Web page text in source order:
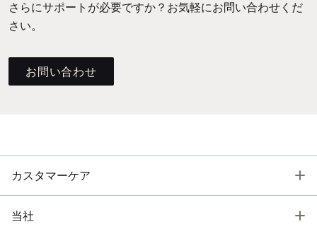
さらにサポートが必要ですか？お気軽にお問い合わせくだ
さい。
お問い合わせ
カスタマーケア
当社